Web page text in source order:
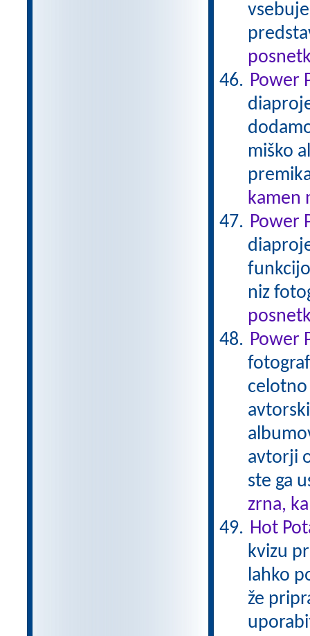
Power
miško
kamen
Power
niz
Power
celotno
avtorji
ste ga
zrna,
Hot
kvizu
lahko
že